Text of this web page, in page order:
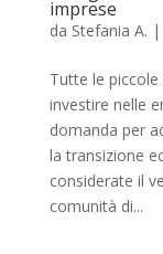
imprese
da Stefania A. |
Tutte le
investire nelle
domanda per
la transizione
considerate il
comunità di...